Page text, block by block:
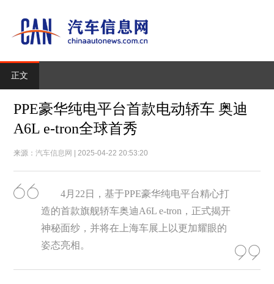
正文
PPE豪华纯电平台首款电动轿车 奥迪
A6L e-tron全球首秀
来源：汽车信息网 | 2025-04-22 20:53:20
4月22日，基于PPE豪华纯电平台精心打
造的首款旗舰轿车奥迪A6L e-tron，正式揭开
神秘面纱，并将在上海车展上以更加耀眼的
姿态亮相。